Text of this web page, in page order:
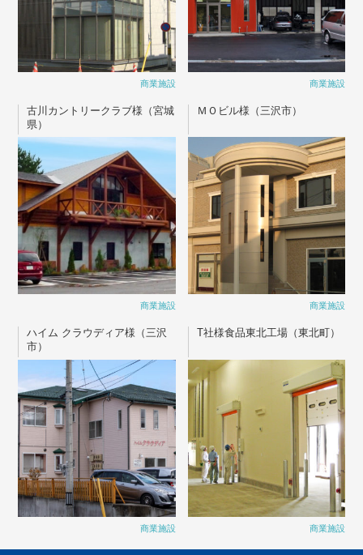
商業施設 商業施設
古川カントリークラブ様（宮城
県）
商業施設
ＭＯビル様（三沢市）
商業施設
ハイム クラウディア様（三沢
市）
商業施設
T社様食品東北工場（東北町）
商業施設